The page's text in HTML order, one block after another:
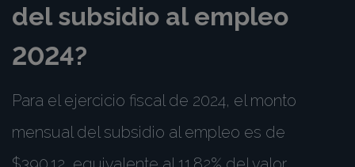
del subsidio al empleo
2024?
Para el ejercicio fiscal de 2024, el monto
mensual del subsidio al empleo es de